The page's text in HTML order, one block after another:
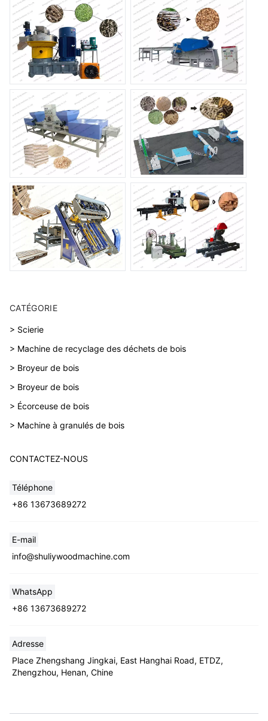
CATÉGORIE
> Scierie
> Machine de recyclage des déchets de bois
> Broyeur de bois
> Broyeur de bois
> Écorceuse de bois
> Machine à granulés de bois
CONTACTEZ-NOUS
Téléphone
+86 13673689272
E-mail
info@shuliywoodmachine.com
WhatsApp
+86 13673689272
Adresse
Place Zhengshang Jingkai, East Hanghai Road, ETDZ,
Zhengzhou, Henan, Chine